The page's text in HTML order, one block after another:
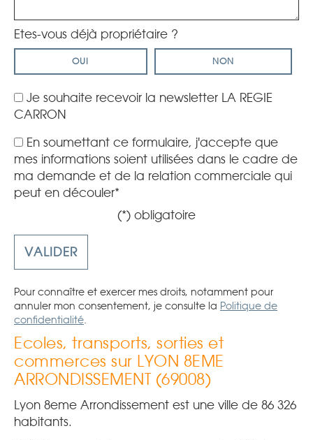
Etes-vous déjà propriétaire ?
OUI NON
Je souhaite recevoir la newsletter LA REGIE
CARRON
En soumettant ce formulaire, j'accepte que
mes informations soient utilisées dans le cadre de
ma demande et de la relation commerciale qui
peut en découler*
(*) obligatoire
Pour connaître et exercer mes droits, notamment pour
annuler mon consentement, je consulte la Politique de
confidentialité.
Ecoles, transports, sorties et
commerces sur LYON 8EME
ARRONDISSEMENT (69008)
Lyon 8eme Arrondissement est une ville de 86 326
habitants.